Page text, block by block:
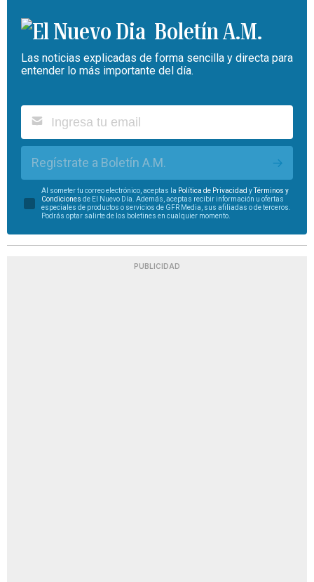
Boletín A.M.
Las noticias explicadas de forma sencilla y directa para
entender lo más importante del día.
Regístrate a Boletín A.M.
Al someter tu correo electrónico, aceptas la Política de Privacidad yTérminos y
Condiciones de El Nuevo Día. Además, aceptas recibir información u ofertas
especiales de productos o servicios de GFR Media, sus afiliadas o de terceros.
Podrás optar salirte de los boletines en cualquier momento.
PUBLICIDAD